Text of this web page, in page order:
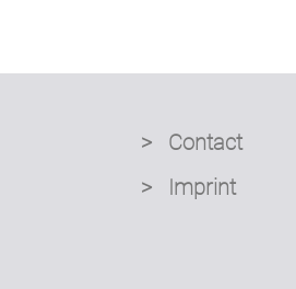
> Contact
> Imprint